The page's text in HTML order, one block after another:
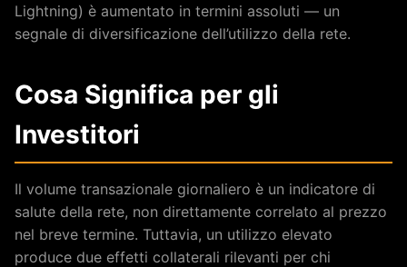
Lightning) è aumentato in termini assoluti — un
segnale di diversificazione dell’utilizzo della rete.
Cosa Significa per gli
Investitori
Il volume transazionale giornaliero è un indicatore di
salute della rete, non direttamente correlato al prezzo
nel breve termine. Tuttavia, un utilizzo elevato
produce due effetti collaterali rilevanti per chi